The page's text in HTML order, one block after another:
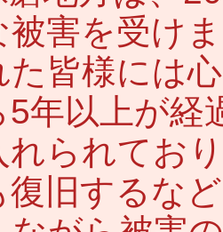
被害を受け
た皆様には
年以上が経
れられてお
復旧するな